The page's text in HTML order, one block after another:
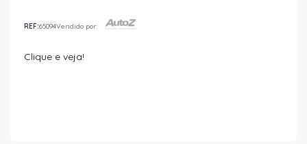
REF:65094Vendido por:
Clique e veja!